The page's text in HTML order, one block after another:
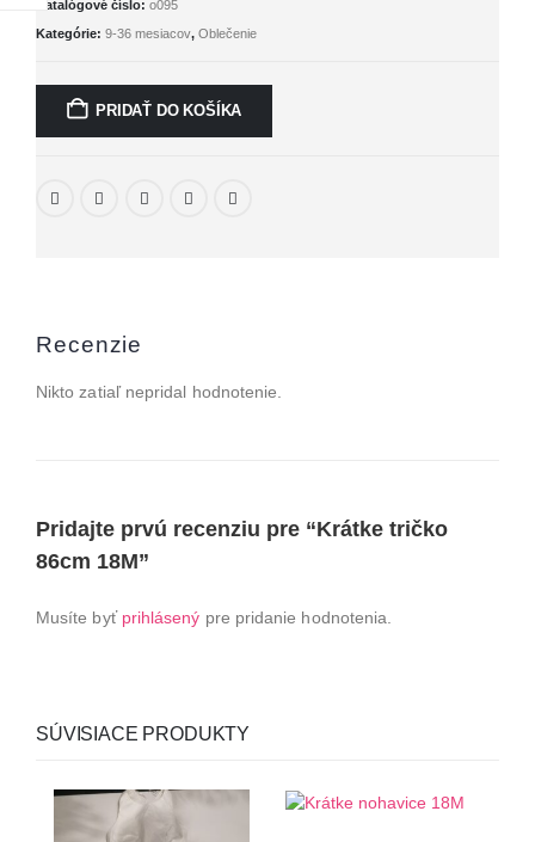
Katalógové číslo: o095
Kategórie: 9-36 mesiacov, Oblečenie
PRIDAŤ DO KOŠÍKA
Recenzie
Nikto zatiaľ nepridal hodnotenie.
Pridajte prvú recenziu pre “Krátke tričko
86cm 18M”
Musíte byť prihlásený pre pridanie hodnotenia.
SÚVISIACE PRODUKTY